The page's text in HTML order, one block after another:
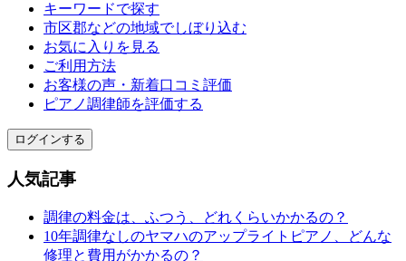
キーワードで探す
市区郡などの地域でしぼり込む
お気に入りを見る
ご利用方法
お客様の声・新着口コミ評価
ピアノ調律師を評価する
ログインする
人気記事
調律の料金は、ふつう、どれくらいかかるの？
10年調律なしのヤマハのアップライトピアノ、どんな
修理と費用がかかるの？